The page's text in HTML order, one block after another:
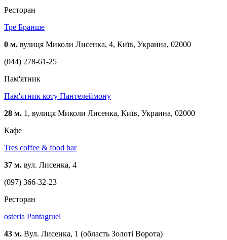
Ресторан
Тре Бранше
0 м. вулиця Миколи Лисенка, 4, Київ, Украина, 02000
(044) 278-61-25
Пам'ятник
Пам'ятник коту Пантелеймону
28 м. 1, вулиця Миколи Лисенка, Київ, Украина, 02000
Кафе
Tres coffee & food bar
37 м. вул. Лисенка, 4
(097) 366-32-23
Ресторан
osteria Pantagruel
43 м. Вул. Лисенка, 1 (область Золоті Ворота)